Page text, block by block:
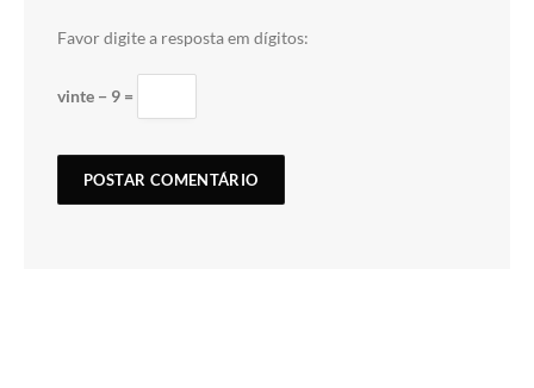
Favor digite a resposta em dígitos:
vinte − 9 =